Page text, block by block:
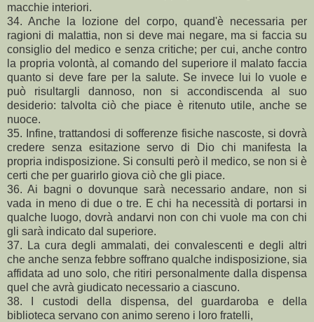
macchie interiori.
34. Anche la lozione del corpo, quand'è necessaria per
ragioni di malattia, non si deve mai negare, ma si faccia su
consiglio del medico e senza critiche; per cui, anche contro
la propria volontà, al comando del superiore il malato faccia
quanto si deve fare per la salute. Se invece lui lo vuole e
può risultargli dannoso, non si accondiscenda al suo
desiderio: talvolta ciò che piace è ritenuto utile, anche se
nuoce.
35. Infine, trattandosi di sofferenze fisiche nascoste, si dovrà
credere senza esitazione servo di Dio chi manifesta la
propria indisposizione. Si consulti però il medico, se non si è
certi che per guarirlo giova ciò che gli piace.
36. Ai bagni o dovunque sarà necessario andare, non si
vada in meno di due o tre. E chi ha necessità di portarsi in
qualche luogo, dovrà andarvi non con chi vuole ma con chi
gli sarà indicato dal superiore.
37. La cura degli ammalati, dei convalescenti e degli altri
che anche senza febbre soffrano qualche indisposizione, sia
affidata ad uno solo, che ritiri personalmente dalla dispensa
quel che avrà giudicato necessario a ciascuno.
38. I custodi della dispensa, del guardaroba e della
biblioteca servano con animo sereno i loro fratelli,